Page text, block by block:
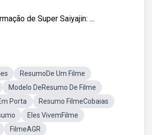
de Super Saiyajin: ...
ResumoDe Um Filme
Modelo DeResumo De Filme
Porta
Resumo FilmeCobaias
Eles VivemFilme
FilmeAGR